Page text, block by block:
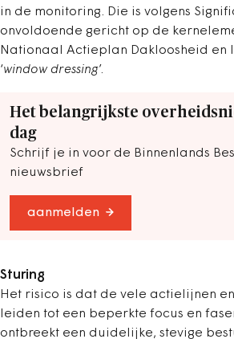
in de monitoring. Die is volgens
onvoldoende gericht op de
Nationaal Actieplan Dakloosheid en
‘window dressing’.
Het belangrijkste
dag
Schrijf je in voor de Binnenlands
nieuwsbrief
aanmelden
Sturing
Het risico is dat de vele actielijnen
leiden tot een beperkte focus en
ontbreekt een duidelijke, stevige